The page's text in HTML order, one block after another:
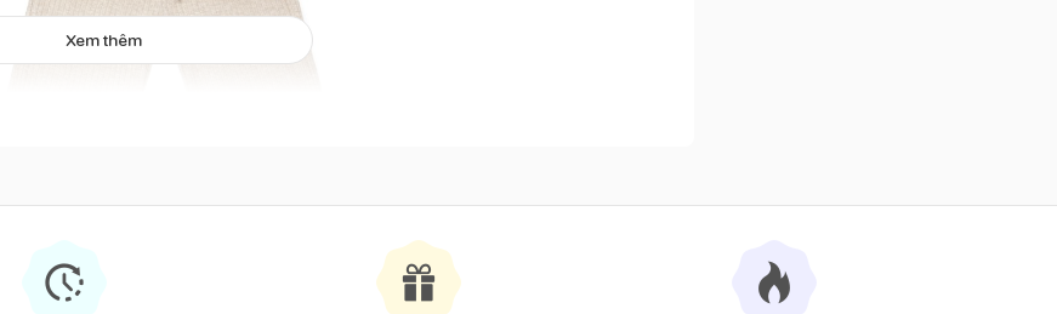
Bộ len lông thỏ bo gấu màu be
Xem thêm